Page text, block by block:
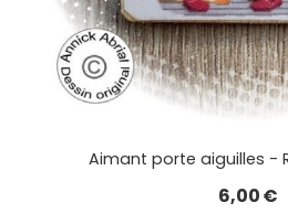
Aimant porte aiguilles -
6,00€